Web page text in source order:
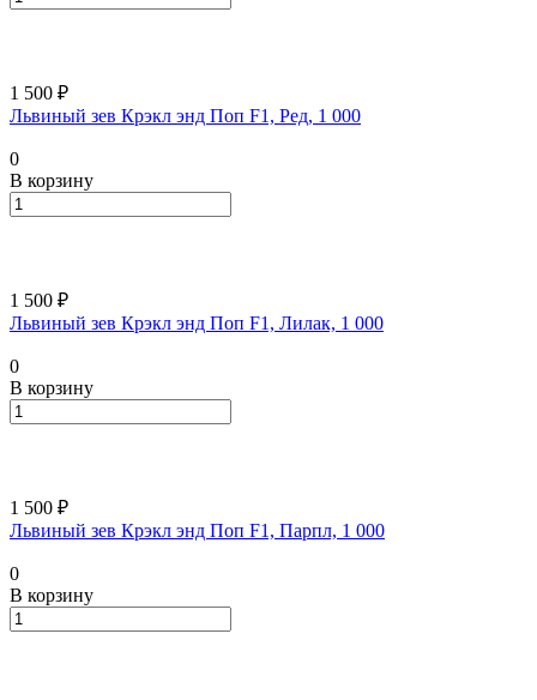
1 500 ₽
Львиный зев Крэкл энд Поп F1, Ред, 1 000
0
В корзину
1 500 ₽
Львиный зев Крэкл энд Поп F1, Лилак, 1 000
0
В корзину
1 500 ₽
Львиный зев Крэкл энд Поп F1, Парпл, 1 000
0
В корзину